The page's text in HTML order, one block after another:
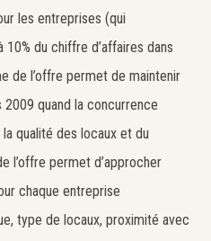
les entreprises (qui
du chiffre d’affaires dans
de l’offre permet de maintenir
quand la concurrence
qualité des locaux et du
l’offre permet d’approcher
chaque entreprise
type de locaux, proximité avec